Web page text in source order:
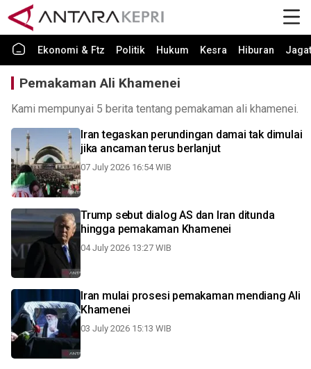
Ekonomi & Ftz Politik Hukum Kesra Hiburan Jagat
Pemakaman Ali Khamenei
Kami mempunyai 5 berita tentang pemakaman ali khamenei.
Iran tegaskan perundingan damai tak dimulai
jika ancaman terus berlanjut
07 July 2026 16:54 WIB
Trump sebut dialog AS dan Iran ditunda
hingga pemakaman Khamenei
04 July 2026 13:27 WIB
Iran mulai prosesi pemakaman mendiang Ali
Khamenei
03 July 2026 15:13 WIB